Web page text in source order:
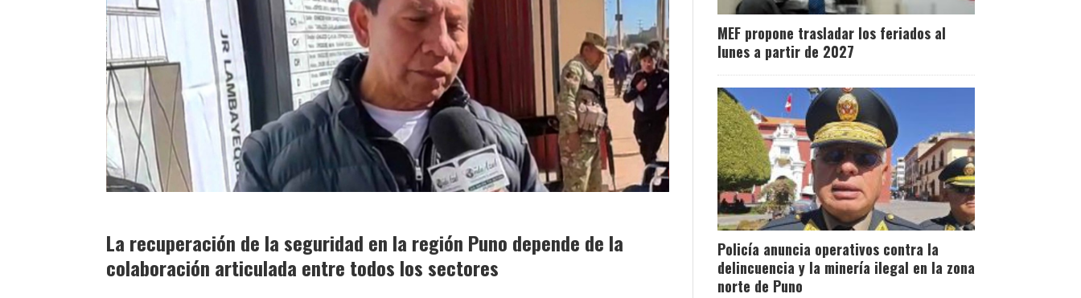
La recuperación de la seguridad en la región Puno depende de la
colaboración articulada entre todos los sectores
MEF propone trasladar los feriados al
lunes a partir de 2027
Policía anuncia operativos contra la
delincuencia y la minería ilegal en la zona
norte de Puno